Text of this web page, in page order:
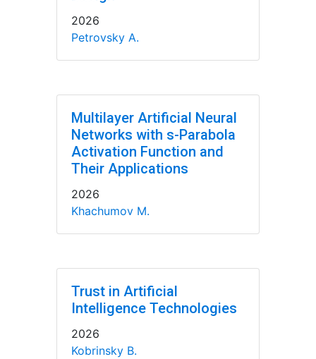
2026
Petrovsky A.
Multilayer Artificial Neural
Networks with s-Parabola
Activation Function and
Their Applications
2026
Khachumov M.
Trust in Artificial
Intelligence Technologies
2026
Kobrinsky B.